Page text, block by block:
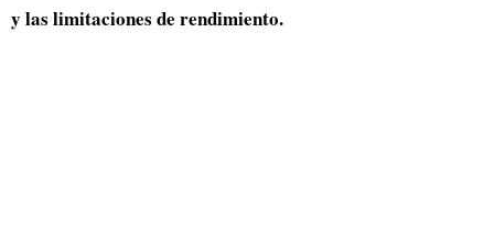
y las limitaciones de rendimiento.